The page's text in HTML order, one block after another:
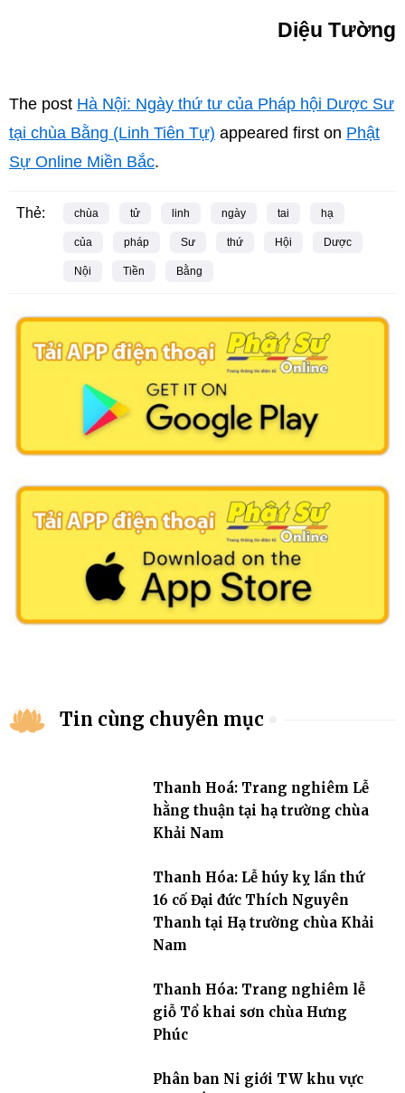
Diệu Tường
The post Hà Nội: Ngày thứ tư của Pháp hội Dược Sư
tại chùa Bằng (Linh Tiên Tự) appeared first on Phật
Sự Online Miền Bắc.
Thẻ: chùa tử linh ngày tai hạ
của pháp Sư thứ Hội Dược
Nội Tiền Bằng
Tin cùng chuyên mục
Thanh Hoá: Trang nghiêm Lễ
hằng thuận tại hạ trường chùa
Khải Nam
Thanh Hóa: Lễ húy kỵ lần thứ
16 cố Đại đức Thích Nguyên
Thanh tại Hạ trường chùa Khải
Nam
Thanh Hóa: Trang nghiêm lễ
giỗ Tổ khai sơn chùa Hưng
Phúc
Phân ban Ni giới TW khu vực